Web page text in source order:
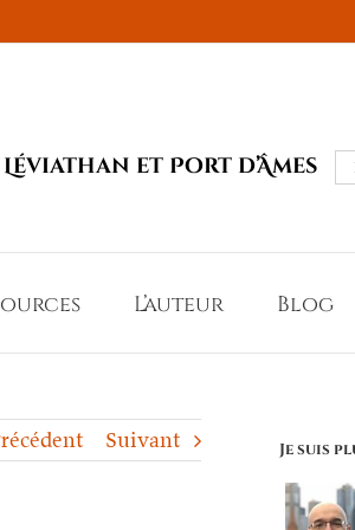
et Port d’Âmes
L’auteur Blog
Suivant Je suis